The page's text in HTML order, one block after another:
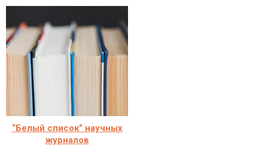
“Белый список” научных
журналов